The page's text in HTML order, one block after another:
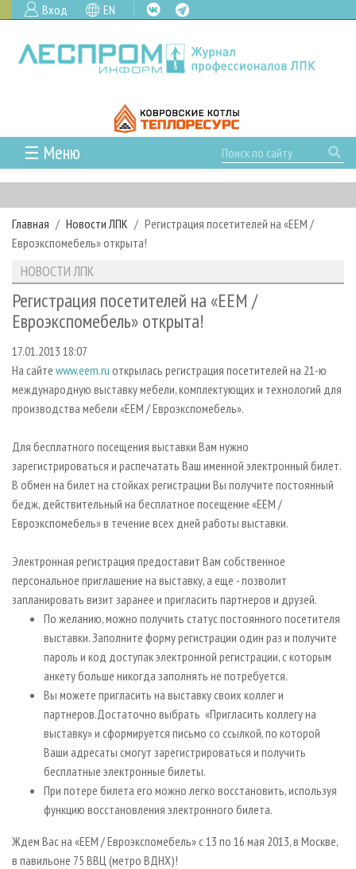
Вход EN
☰ Меню
ГЛАВНАЯ
РУБРИКИ И ТЕМЫ
РУБРИКИ ЖУРНАЛА
ЛЕСОЗАГОТОВКА
ЛЕСОПИЛЕНИЕ
СУШКА ДРЕВЕСИНЫ
ПРОИЗВОДСТВО ДРЕВЕСНЫХ ПЛИТ
ДЕРЕВЯННОЕ ДОМОСТРОЕНИЕ
ПРОИЗВОДСТВО МЕБЕЛИ
БИОЭНЕРГЕТИКА
ЦБП
ИНСТРУМЕНТ И МАТЕРИАЛЫ
НОВОСТИ
НОВОСТИ ЛПК
НОВОСТИ ЖУРНАЛА
ПРОЕКТЫ ЛПИ
АНАЛИТИКА
ПРЕДПРИЯТИЯ ЛПК
ПЕРСОНЫ
МОБИЛЬНЫЕ ВЫСТАВКИ
ОФИЦИАЛЬНЫЕ ДЕЛЕГАЦИИ
ПРИОРИТЕТНЫЕ ИНВЕСТПРОЕКТЫ
RUSSIAN FORESTRY REVIEW
ГАЗЕТА ЛЕСПРОМФОРУМ
БИБЛИОТЕКА СПЕЦИАЛИСТА
АРХИВ ЖУРНАЛОВ
О ЖУРНАЛЕ
ПОДПИСКА
КОНТАКТЫ
РЕКЛАМОДАТЕЛЯМ
РЕКЛАМА
РЕКЛАМА НА САЙТЕ
Главная Новости ЛПК
Регистрация посетителей на «ЕЕМ /
Евроэкспомебель» открыта!
НОВОСТИ ЛПК
Регистрация посетителей на «ЕЕМ /
Евроэкспомебель» открыта!
17.01.2013 18:07
На сайте www.eem.ru открылась регистрация посетителей на 21-ю
международную выставку мебели, комплектующих и технологий для
производства мебели «ЕЕМ / Евроэкспомебель».
Для бесплатного посещения выставки Вам нужно
зарегистрироваться и распечатать Ваш именной электронный билет.
В обмен на билет на стойках регистрации Вы получите постоянный
бедж, действительный на бесплатное посещение «ЕЕМ /
Евроэкспомебель» в течение всех дней работы выставки.
Электронная регистрация предоставит Вам собственное
персональное приглашение на выставку, а еще - позволит
запланировать визит заранее и пригласить партнеров и друзей.
По желанию, можно получить статус постоянного посетителя
выставки. Заполните форму регистрации один раз и получите
пароль и код доступак электронной регистрации, с которым
анкету больше никогда заполнять не потребуется.
Вы можете пригласить на выставку своих коллег и
партнеров.Достаточно выбрать «Пригласить коллегу на
выставку» и сформируется письмо со ссылкой, по которой
Ваши адресаты смогут зарегистрироваться и получить
бесплатные электронные билеты.
При потере билета его можно легко восстановить, используя
функцию восстановления электронного билета.
Ждем Вас на «ЕЕМ / Евроэкспомебель» с 13 по 16 мая 2013, в Москве,
в павильоне 75 ВВЦ (метро ВДНХ)!